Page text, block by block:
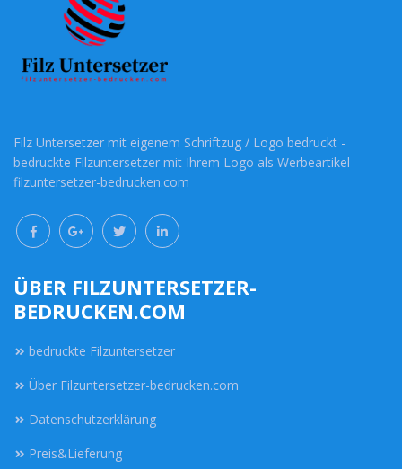
Filz Untersetzer mit eigenem Schriftzug / Logo bedruckt -
bedruckte Filzuntersetzer mit Ihrem Logo als Werbeartikel -
filzuntersetzer-bedrucken.com
ÜBER FILZUNTERSETZER-
BEDRUCKEN.COM
bedruckte Filzuntersetzer
Über Filzuntersetzer-bedrucken.com
Datenschutzerklärung
Preis&Lieferung